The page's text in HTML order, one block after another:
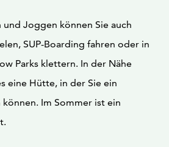
Joggen können Sie auch
SUP-Boarding fahren oder in
Parks klettern. In der Nähe
eine Hütte, in der Sie ein
Im Sommer ist ein